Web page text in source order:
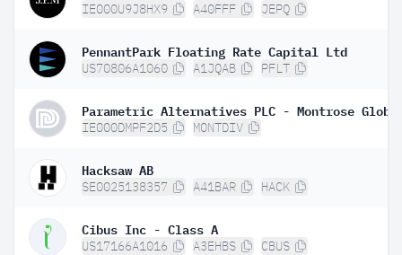
IE000U9J8HX9 A40FFF JEPQ
PennantPark Floating Rate Capital Ltd
US70806A1060 A1JQAB PFLT
IE000DMPF2D5 MONTDIV
Hacksaw AB
SE0025138357 A41BAR HACK
Cibus Inc - Class A
US17166A1016 A3EHBS CBUS